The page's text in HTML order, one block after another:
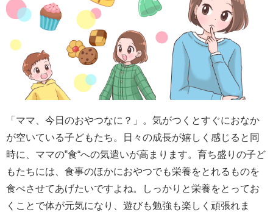
「ママ、今日のおやつなに？」。気がつくとすぐにおなか
が空いている子どもたち。日々の成長が嬉しく感じると同
時に、ママの‟食“への気遣いが高まります。育ち盛りの子ど
もたちには、食事のほかにおやつでも栄養をとれるものを
食べさせてあげたいですよね。しっかりと栄養をとってお
くことで体が元気になり、遊びも勉強も楽しく頑張れま